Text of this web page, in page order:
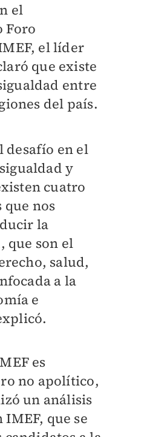
el
Foro
el líder
que existe
entre
del país.
desafío en el
y
cuatro
que nos
la
que son el
salud,
a la
e
es
no apolítico,
un análisis
que se